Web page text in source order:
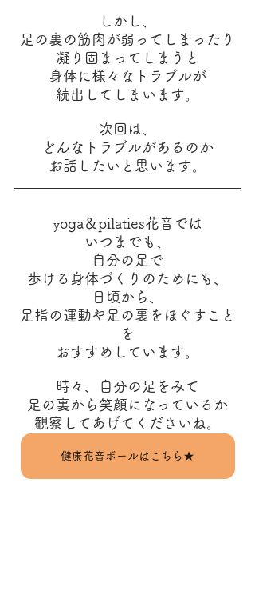
しかし、
足の裏の筋肉が弱ってしまったり
凝り固まってしまうと
身体に様々なトラブルが
続出してしまいます。
次回は、
どんなトラブルがあるのか
お話したいと思います。
yoga＆pilaties花音では
いつまでも、
自分の足で
歩ける身体づくりのためにも、
日頃から、
足指の運動や足の裏をほぐすこと
を
おすすめしています。
時々、自分の足をみて
足の裏から笑顔になっているか
観察してあげてくださいね。
健康花音ボールはこちら★